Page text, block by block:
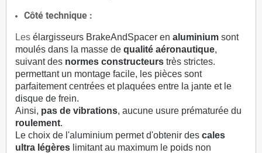
Côté technique :
Les élargisseurs BrakeAndSpacer en aluminium sont
moulés dans la masse de qualité aéronautique,
suivant des normes constructeurs très strictes.
permettant un montage facile, les pièces sont
parfaitement centrées et plaquées entre la jante et le
disque de frein.
Ainsi, pas de vibrations, aucune usure prématurée du
roulement.
Le choix de l'aluminium permet d'obtenir des cales
ultra légères limitant au maximum le poids non